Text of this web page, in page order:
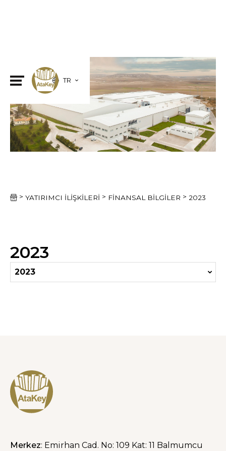
TR
> YATIRIMCI İLIŞKILERI > FINANSAL BILGILER > 2023
2023
2023
Merkez: Emirhan Cad. No: 109 Kat: 11 Balmumcu